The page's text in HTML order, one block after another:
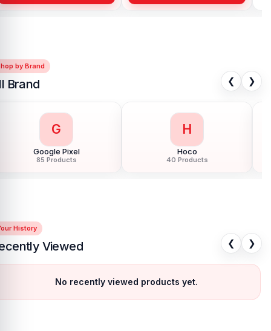
by Brand
Brand ❮ ❯
G
Google Pixel
85 Products
H
Hoco
40 Products
History
Viewed ❮ ❯
No recently viewed products yet.